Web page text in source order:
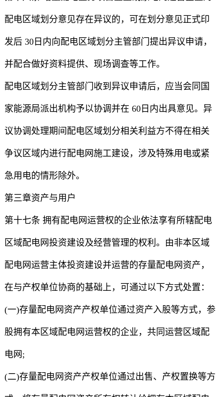
配电区域划分意见存在异议的，可在划分意见正式印
发后 30日内向配电区域划分主管部门提出异议申请，
并配合做好资料提供、现场调查等工作。
配电区域划分主管部门收到异议申请后，应当会同国
家能源局派出机构予以协调并在 60日内出具意见。异
议协调处理期间配电区域划分相关利益方不得在相关
争议区域内进行配电网施工建设，涉及特殊用电或紧
急用电的情形除外。
第三章资产与用户
第十七条 拥有配电网运营权的企业依法享有所辖配电
区域配电网投资建设及经营管理的权利。由非本区域
配电网运营主体投资建设并运营的存量配电网资产，
在与产权单位协商的基础上，可通过以下方式处置：
(一)存量配电网资产产权单位通过资产入股等方式，参
股拥有本区域配电网运营权的企业，共同运营区域配
电网;
(二)存量配电网资产产权单位通过出售、产权置换等方